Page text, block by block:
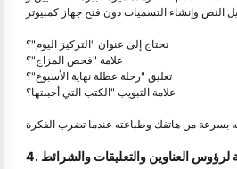
تحتاج إلى عنوان "التركيز اليوم"؟
علامة "فحص المزاج"؟
تعليق "رحلة عطلة نهاية الأسبوع"؟
علامة التبويب "الكتب التي أحببتها؟
لرؤوس العناوين والتعليقات والشرائط